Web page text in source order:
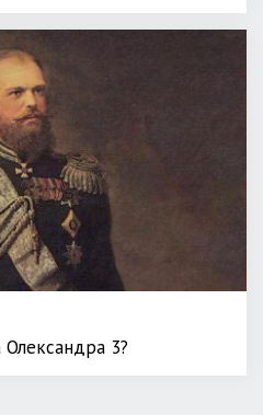
Олександра 3?